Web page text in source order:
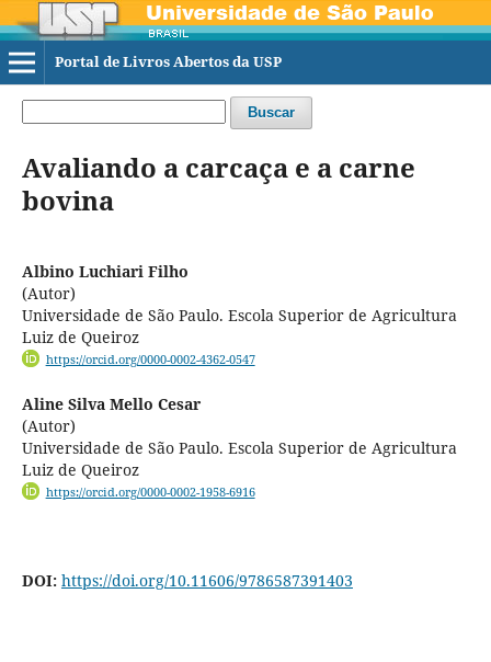
Portal de Livros Abertos da USP
Buscar
Avaliando a carcaça e a carne
bovina
Albino Luchiari Filho
(Autor)
Universidade de São Paulo. Escola Superior de Agricultura
Luiz de Queiroz
https://orcid.org/0000-0002-4362-0547
Aline Silva Mello Cesar
(Autor)
Universidade de São Paulo. Escola Superior de Agricultura
Luiz de Queiroz
https://orcid.org/0000-0002-1958-6916
DOI: https://doi.org/10.11606/9786587391403